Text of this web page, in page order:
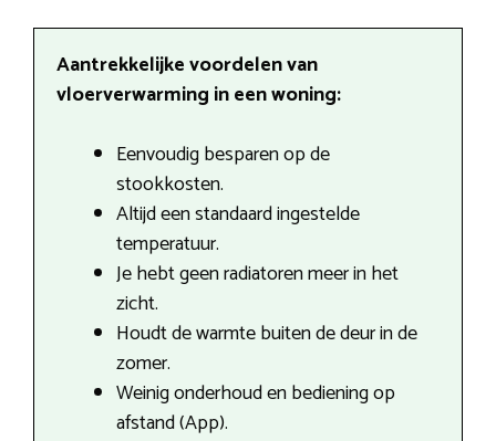
Aantrekkelijke voordelen van
vloerverwarming in een woning:
Eenvoudig besparen op de
stookkosten.
Altijd een standaard ingestelde
temperatuur.
Je hebt geen radiatoren meer in het
zicht.
Houdt de warmte buiten de deur in de
zomer.
Weinig onderhoud en bediening op
afstand (App).